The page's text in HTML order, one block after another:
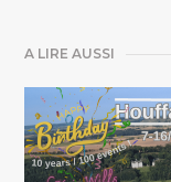
A LIRE AUSSI